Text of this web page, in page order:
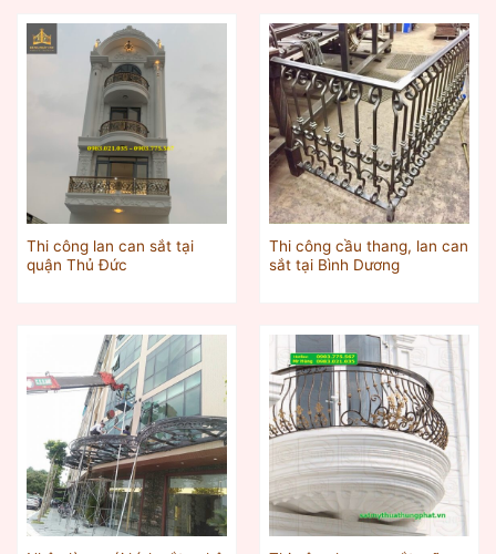
Thi công lan can sắt tại
quận Thủ Đức
Thi công cầu thang, lan can
sắt tại Bình Dương